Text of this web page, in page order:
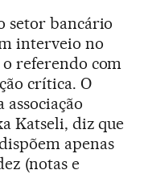
setor bancário
interveio no
referendo com
crítica. O
Katseli, diz que
apenas
(notas e